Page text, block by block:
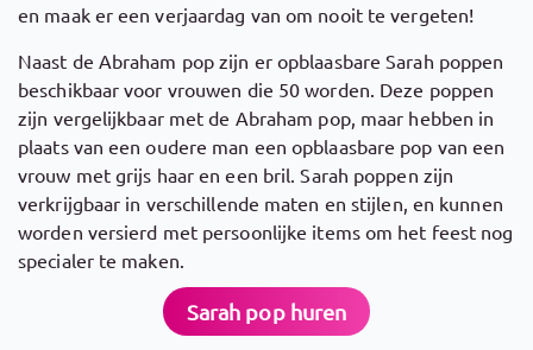
en maak er een verjaardag van om nooit te vergeten!
Naast de Abraham pop zijn er opblaasbare Sarah poppen
beschikbaar voor vrouwen die 50 worden. Deze poppen
zijn vergelijkbaar met de Abraham pop, maar hebben in
plaats van een oudere man een opblaasbare pop van een
vrouw met grijs haar en een bril. Sarah poppen zijn
verkrijgbaar in verschillende maten en stijlen, en kunnen
worden versierd met persoonlijke items om het feest nog
specialer te maken.
Sarah pop huren